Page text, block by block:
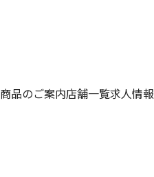
商品のご案内店舗一覧求人情報